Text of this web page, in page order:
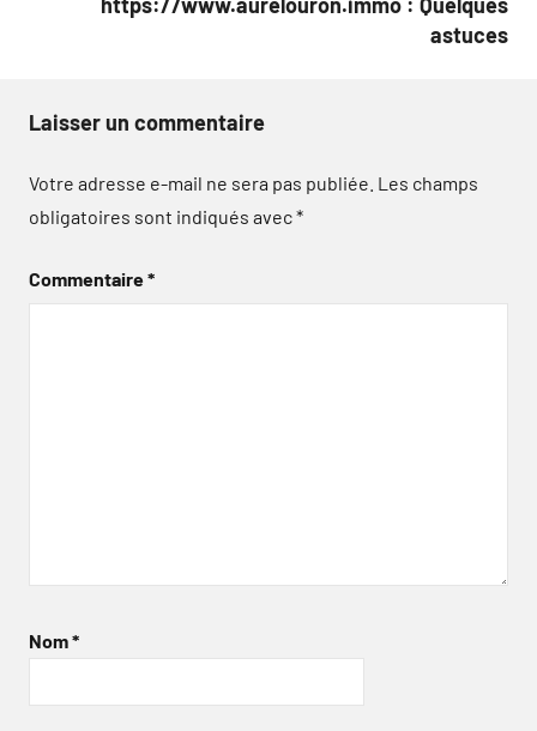
astuces
Laisser un commentaire
Votre adresse e-mail ne sera pas publiée. Les champs
obligatoires sont indiqués avec*
Commentaire*
Nom*